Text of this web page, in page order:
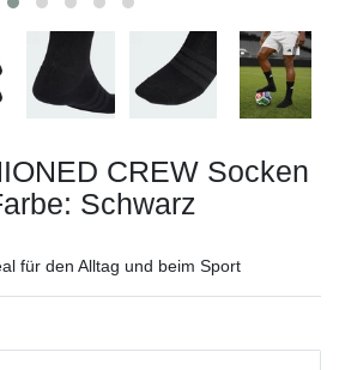
CREW Socken
Schwarz
für den Alltag und beim Sport